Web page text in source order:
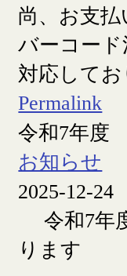
尚、お支
バーコード
対応して
Permalink
令和7年度
お知らせ
2025-12-24
令和7年
ります